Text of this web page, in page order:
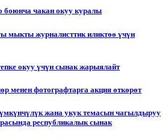
боюнча чакан окуу куралы
мыкты журналисттик иликтөө үчүн
окуу үчүн сынак жарыялайт
менен фотографтарга акция өткөрөт
жана укук темасын чагылдыруу
республикалык сынак